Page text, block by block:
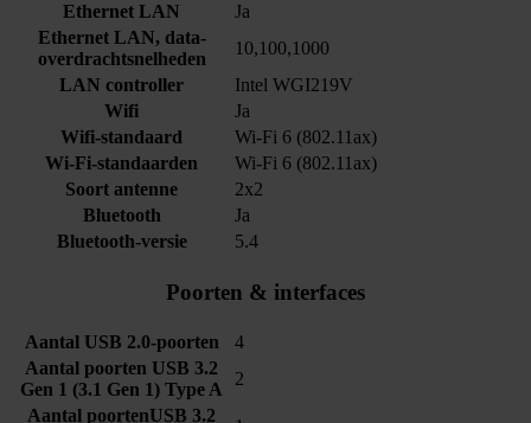
Ethernet LAN
Ja
Ethernet LAN, data-
overdrachtsnelheden
10,100,1000
LAN controller
Intel WGI219V
Wifi
Ja
Wifi-standaard
Wi-Fi 6 (802.11ax)
Wi-Fi-standaarden
Wi-Fi 6 (802.11ax)
Soort antenne
2x2
Bluetooth
Ja
Bluetooth-versie
5.4
Poorten & interfaces
Aantal USB 2.0-poorten
4
Aantal poorten USB 3.2
Gen 1 (3.1 Gen 1) Type A
2
Aantal poortenUSB 3.2